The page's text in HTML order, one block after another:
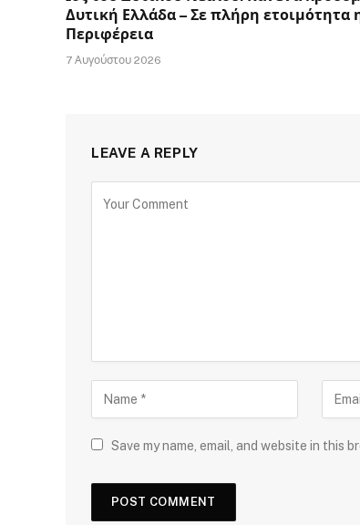
Δυτική Ελλάδα – Σε πλήρη ετοιμότητα
Περιφέρεια
7 Αυγούστου 2026
LEAVE A REPLY
Save my name, email, and website in this